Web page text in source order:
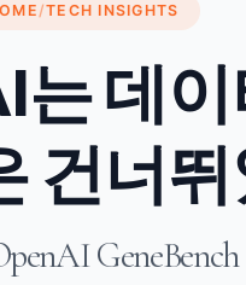
/TECH INSIGHTS
는 데
건너